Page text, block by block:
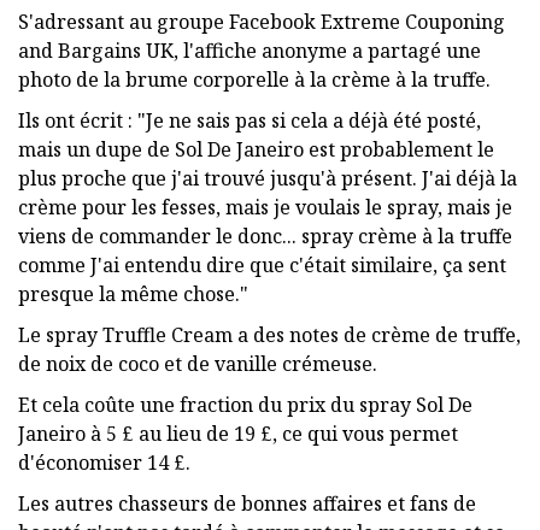
S'adressant au groupe Facebook Extreme Couponing
and Bargains UK, l'affiche anonyme a partagé une
photo de la brume corporelle à la crème à la truffe.
Ils ont écrit : "Je ne sais pas si cela a déjà été posté,
mais un dupe de Sol De Janeiro est probablement le
plus proche que j'ai trouvé jusqu'à présent. J'ai déjà la
crème pour les fesses, mais je voulais le spray, mais je
viens de commander le donc... spray crème à la truffe
comme J'ai entendu dire que c'était similaire, ça sent
presque la même chose."
Le spray Truffle Cream a des notes de crème de truffe,
de noix de coco et de vanille crémeuse.
Et cela coûte une fraction du prix du spray Sol De
Janeiro à 5 £ au lieu de 19 £, ce qui vous permet
d'économiser 14 £.
Les autres chasseurs de bonnes affaires et fans de